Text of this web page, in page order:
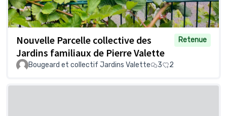
Nouvelle Parcelle collective des
Jardins familiaux de Pierre Valette
Retenue
Bougeard et collectif Jardins Valette 3 2